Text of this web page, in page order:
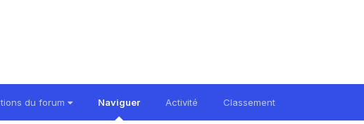
du forum Naviguer Activité Classement